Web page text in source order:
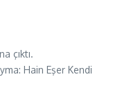
çıktı.
Hain Eşer Kendi